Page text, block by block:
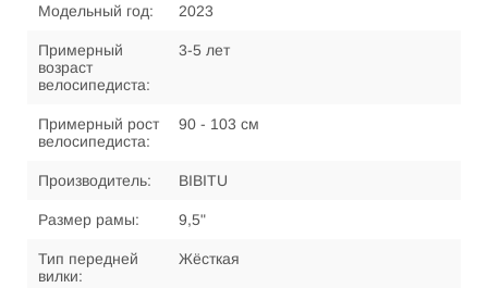
Модельный год: 2023
Примерный
возраст
велосипедиста:
3-5 лет
Примерный рост
велосипедиста:
90 - 103 см
Производитель: BIBITU
Размер рамы: 9,5"
Тип передней
вилки:
Жёсткая